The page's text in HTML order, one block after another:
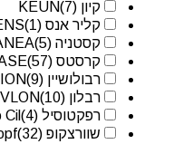
קיון KEUN(7)
קליר אנס CLEARENS(1)
קסטניה CASTANEA(5)
קרסטס KERASTASE(57)
רבולושיין REVOLUTION(9)
רבלון REVLON(10)
רפקטוסיל Refecto Cil(4)
שוורצקופ Schwarzkopf(32)